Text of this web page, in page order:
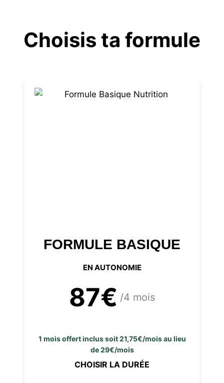
contenuChoisis ta formule
FORMULE BASIQUE
EN AUTONOMIE
87€ /4 mois
1 mois offert inclus soit 21,75€/mois au lieu
de 29€/mois
CHOISIR LA DURÉE